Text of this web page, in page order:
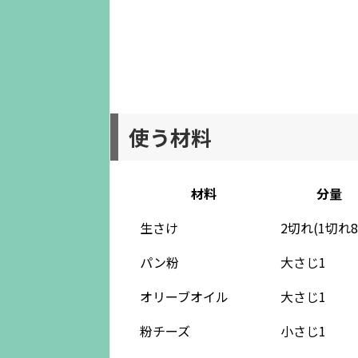
使う材料
材料
分量
生さけ
2切れ(1切れ
パン粉
大さじ1
オリーブオイル
大さじ1
粉チーズ
小さじ1